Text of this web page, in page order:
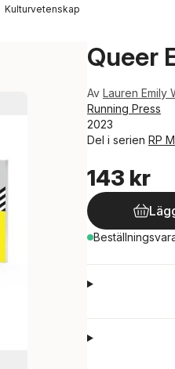
Kulturvetenskap
Queer
Av Lauren Emily
Running Press
2023
Del i serien RP
143 kr